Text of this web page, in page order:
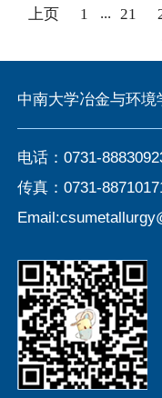
上页 1 ... 21
中南大学冶金与环境
电话：0731-
传真：0731-